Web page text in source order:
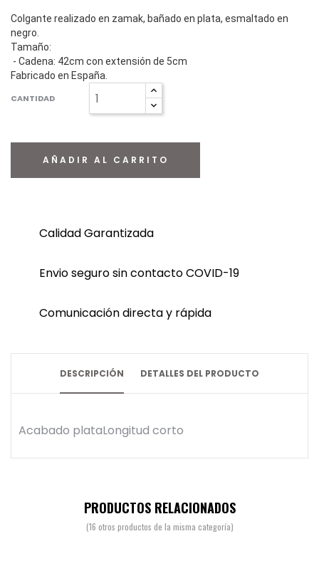
Colgante realizado en zamak, bañado en plata, esmaltado en
negro.
Tamaño:
- Cadena: 42cm con extensión de 5cm
Fabricado en España.
CANTIDAD
AÑADIR AL CARRITO
Calidad Garantizada
Envio seguro sin contacto COVID-19
Comunicación directa y rápida
DESCRIPCIÓN DETALLES DEL PRODUCTO
Acabado plataLongitud corto
PRODUCTOS RELACIONADOS
(16 otros productos de la misma categoría)